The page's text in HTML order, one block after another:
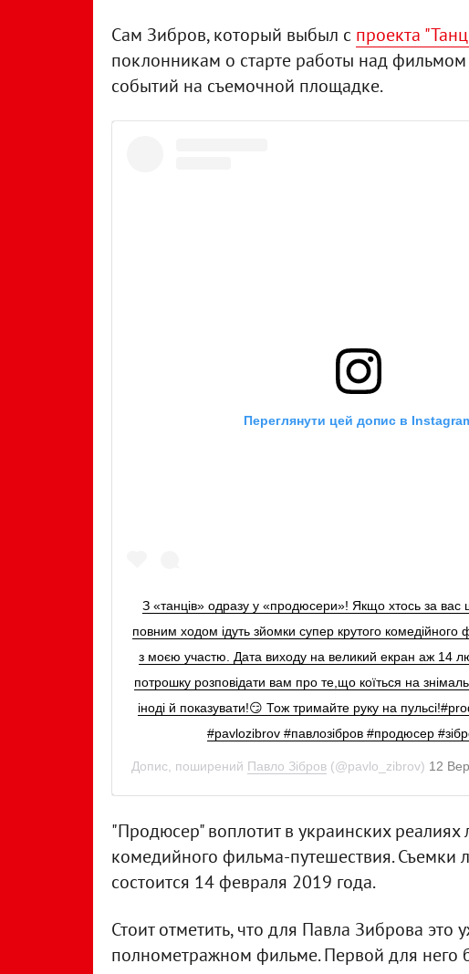
Сам Зибров, который выбыл с проекта
поклонникам о старте работы над
событий на съемочной площадке.
Переглянути цей допис в
З «танців» одразу у «продюсери»! Якщо хтось за вас
повним ходом ідуть зйомки супер крутого
з моєю участю. Дата виходу на великий екран аж 14
потрошку розповідати вам про те,що коїться на
іноді й показувати!😏 Тож тримайте руку на
#pavlozibrov #павлозібров #продюсер
Допис, поширений Павло Зібров(@pavlo_zibrov) 12
"Продюсер" воплотит в украинских
комедийного фильма-путешествия. Съемки
состоится 14 февраля 2019 года.
Стоит отметить, что для Павла Зиброва это
полнометражном фильме. Первой для него